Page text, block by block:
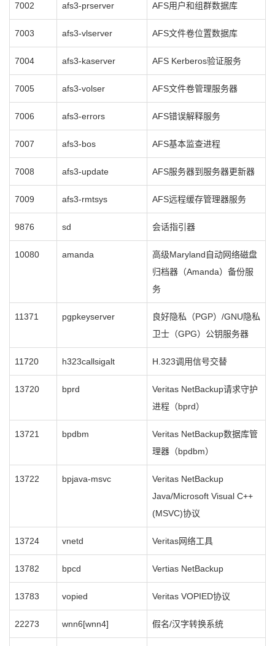
7002 afs3-prserver AFS用户和组群数据库
7003 afs3-vlserver AFS文件卷位置数据库
7004 afs3-kaserver AFS Kerberos验证服务
7005 afs3-volser AFS文件卷管理服务器
7006 afs3-errors AFS错误解释服务
7007 afs3-bos AFS基本监查进程
7008 afs3-update AFS服务器到服务器更新器
7009 afs3-rmtsys AFS远程缓存管理器服务
9876 sd 会话指引器
10080 amanda
高级Maryland自动网络磁盘
归档器（Amanda）备份服
务
11371 pgpkeyserver
良好隐私（PGP）/GNU隐私
卫士（GPG）公钥服务器
11720 h323callsigalt H.323调用信号交替
13720 bprd
Veritas NetBackup请求守护
进程（bprd）
13721 bpdbm
Veritas NetBackup数据库管
理器（bpdbm）
13722 bpjava-msvc
Veritas NetBackup
Java/Microsoft Visual C++
(MSVC)协议
13724 vnetd Veritas网络工具
13782 bpcd Vertias NetBackup
13783 vopied Veritas VOPIED协议
22273 wnn6[wnn4] 假名/汉字转换系统